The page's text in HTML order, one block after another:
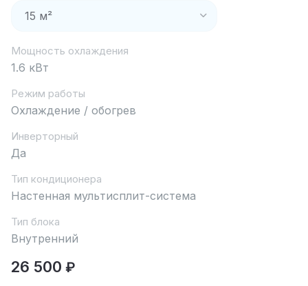
Мощность охлаждения
1.6 кВт
Режим работы
Охлаждение / обогрев
Инверторный
Да
Тип кондиционера
Настенная мультисплит-система
Тип блока
Внутренний
26 500 ₽